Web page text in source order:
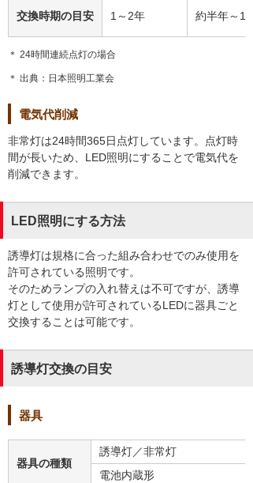
交換時期の目安 1～2年 約半年～1年
＊ 24時間連続点灯の場合
＊ 出典：日本照明工業会
電気代削減
非常灯は24時間365日点灯しています。点灯時
間が長いため、LED照明にすることで電気代を
削減できます。
LED照明にする方法
誘導灯は規格に合った組み合わせでのみ使用を
許可されている照明です。
そのためランプの入れ替えは不可ですが、誘導
灯として使用が許可されているLEDに器具ごと
交換することは可能です。
誘導灯交換の目安
器具
器具の種類
誘導灯／非常灯
電池内蔵形